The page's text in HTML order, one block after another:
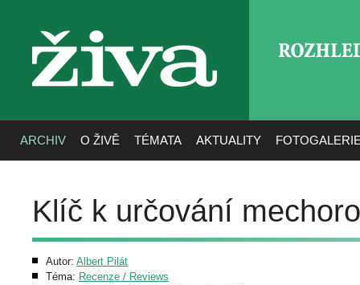
živa
ARCHIV O ŽIVĚ TÉMATA AKTUALITY
Klíč k určování
Autor: Albert Pilát
Téma: Recenze / Reviews